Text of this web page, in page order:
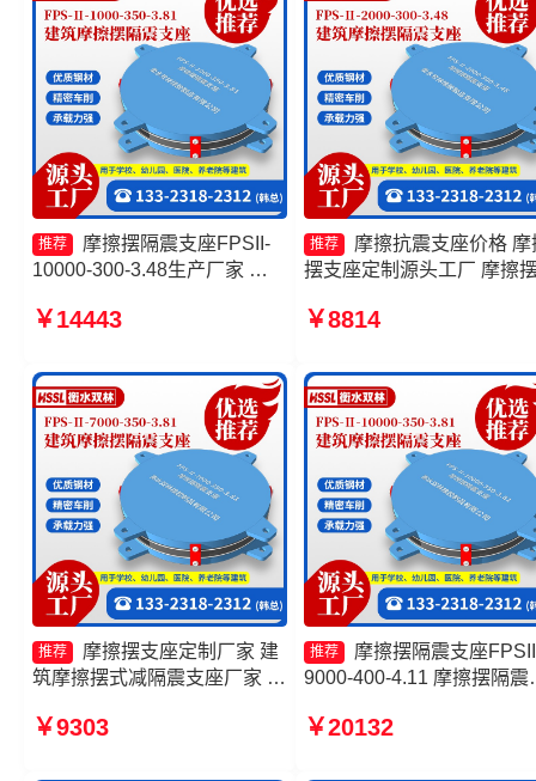
推荐
摩擦摆隔震支座FPSII-
10000-300-3.48生产厂家 摩
400-4.11厂家 建筑摩擦摆隔震
支座-15.0ZX支座的价格
￥14443
推荐
摩擦抗震支座价格 摩
摆支座定制源头工厂 摩擦
摩擦摆隔震支座FPSII-
￥8814
推荐
摩擦摆支座定制厂家 建
筑摩擦摆式减隔震支座厂家 摩
厂 摩擦摆支座FPS-II-15000生
￥9303
推荐
摩擦摆隔震支座
9000-400-4.11 摩擦摆隔震
1000-350-3.81生产厂家 摩
￥20132